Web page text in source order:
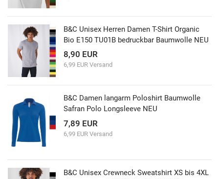
B&C Unisex Herren Damen T-Shirt Organic
Bio E150 TU01B bedruckbar Baumwolle NEU
8,90 EUR
6,99 EUR Versand
B&C Damen langarm Poloshirt Baumwolle
Safran Polo Longsleeve NEU
7,89 EUR
6,99 EUR Versand
B&C Unisex Crewneck Sweatshirt XS bis 4XL